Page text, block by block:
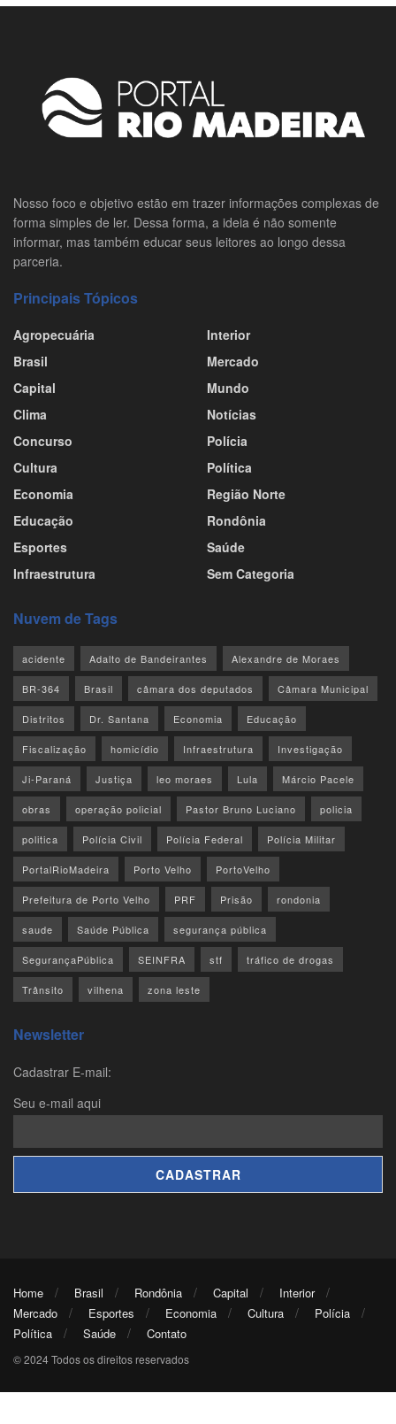
Nosso foco e objetivo estão em trazer informações complexas de
forma simples de ler. Dessa forma, a ideia é não somente
informar, mas também educar seus leitores ao longo dessa
parceria.
Principais Tópicos
Agropecuária
Brasil
Capital
Clima
Concurso
Cultura
Economia
Educação
Esportes
Infraestrutura
Interior
Mercado
Mundo
Notícias
Polícia
Política
Região Norte
Rondônia
Saúde
Sem Categoria
Nuvem de Tags
acidente Adalto de Bandeirantes Alexandre de Moraes
BR-364 Brasil câmara dos deputados Câmara Municipal
Distritos Dr. Santana Economia Educação
Fiscalização homicídio Infraestrutura Investigação
Ji-Paraná Justiça leo moraes Lula Márcio Pacele
obras operação policial Pastor Bruno Luciano policia
politica Polícia Civil Polícia Federal Polícia Militar
PortalRioMadeira Porto Velho PortoVelho
Prefeitura de Porto Velho PRF Prisão rondonia
saude Saúde Pública segurança pública
SegurançaPública SEINFRA stf tráfico de drogas
Trânsito vilhena zona leste
Newsletter
Cadastrar E-mail:
Seu e-mail aqui
Home Brasil Rondônia Capital
Interior
Mercado
Esportes Economia Cultura
Polícia
Política
Saúde Contato
© 2024 Todos os direitos reservados